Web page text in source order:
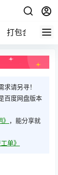
打包合集 关
请另寻！
百度网盘版本
，能分享就
单》